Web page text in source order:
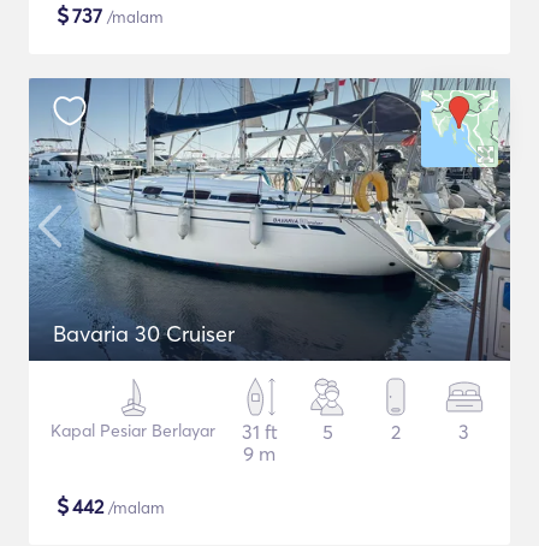
$737 /malam
Bavaria 30 Cruiser
Kapal Pesiar Berlayar
31 ft
9 m
5 2 3
$442/malam